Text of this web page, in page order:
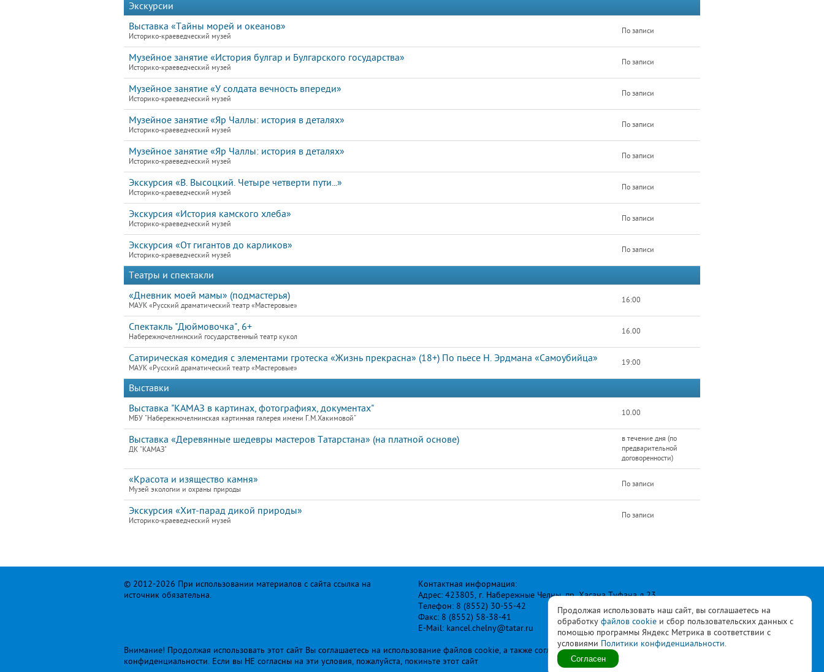
Продолжая использовать наш сайт, вы соглашаетесь на
обработку файлов cookie и сбор пользовательских данных с
помощью программы Яндекс Метрика в соответствии с
условиями Политики конфиденциальности.
Согласен
Экскурсии
Выставка «Тайны морей и океанов»
Историко-краеведческий музей
По записи
Музейное занятие «История булгар и Булгарского государства»
Историко-краеведческий музей
По записи
Музейное занятие «У солдата вечность впереди»
Историко-краеведческий музей
По записи
Музейное занятие «Яр Чаллы: история в деталях»
Историко-краеведческий музей
По записи
Музейное занятие «Яр Чаллы: история в деталях»
Историко-краеведческий музей
По записи
Экскурсия «В. Высоцкий. Четыре четверти пути...»
Историко-краеведческий музей
По записи
Экскурсия «История камского хлеба»
Историко-краеведческий музей
По записи
Экскурсия «От гигантов до карликов»
Историко-краеведческий музей
По записи
Театры и спектакли
«Дневник моей мамы» (подмастерья)
МАУК «Русский драматический театр «Мастеровые»
16:00
Спектакль "Дюймовочка", 6+
Набережночелнинский государственный театр кукол
16.00
Сатирическая комедия с элементами гротеска «Жизнь прекрасна» (18+) По пьесе Н. Эрдмана «Самоубийца»
МАУК «Русский драматический театр «Мастеровые»
19:00
Выставки
Выставка "КАМАЗ в картинах, фотографиях, документах"
МБУ "Набережночелнинская картинная галерея имени Г.М.Хакимовой"
10.00
Выставка «Деревянные шедевры мастеров Татарстана» (на платной основе)
ДК "КАМАЗ"
в течение дня (по
предварительной
договоренности)
«Красота и изящество камня»
Музей экологии и охраны природы
По записи
Экскурсия «Хит-парад дикой природы»
Историко-краеведческий музей
По записи
© 2012-2026 При использовании материалов с сайта ссылка на
источник обязательна.
Контактная информация:
Адрес: 423805, г. Набережные Челны, пр. Хасана Туфана д.23
Телефон: 8 (8552) 30-55-42
Факс: 8 (8552) 58-38-41
E-Mail: kancel.chelny@tatar.ru
Внимание! Продолжая использовать этот сайт Вы соглашаетесь на использование файлов cookie, а также согласны сполитикой
конфиденциальности. Если вы НЕ согласны на эти условия, пожалуйста, покиньте этот сайт